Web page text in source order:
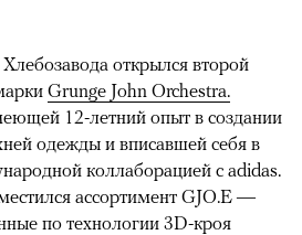
открылся второй
Grunge John Orchestra.
12-летний опыт в создании
одежды и вписавшей себя в
коллаборацией с adidas.
ассортимент GJO.E —
по технологии 3D-кроя